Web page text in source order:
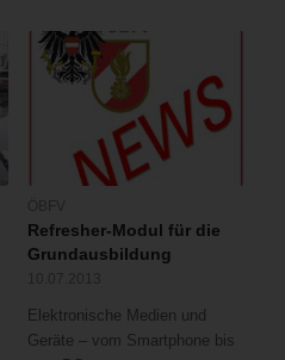
Refresher-Modul für die
Grundausbildung
Elektronische Medien und
Geräte – vom Smartphone bis